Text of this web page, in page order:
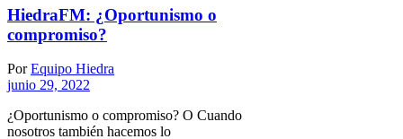
HiedraFM: ¿Oportunismo o
compromiso?
PorEquipo Hiedra
junio 29, 2022
¿Oportunismo o compromiso? O Cuando
nosotros también hacemos lo